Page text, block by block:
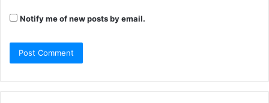
Notify me of new posts by email.